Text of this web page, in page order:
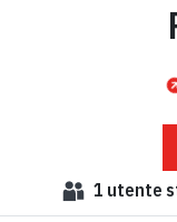
1 utente